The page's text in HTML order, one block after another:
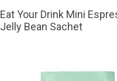
Eat Your Drink Mini
Jelly Bean Sachet